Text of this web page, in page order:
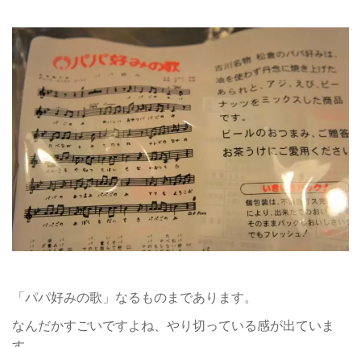
「パパ好みの歌」なるものまであります。
なんだかすごいですよね、やり切っている感が出ていま